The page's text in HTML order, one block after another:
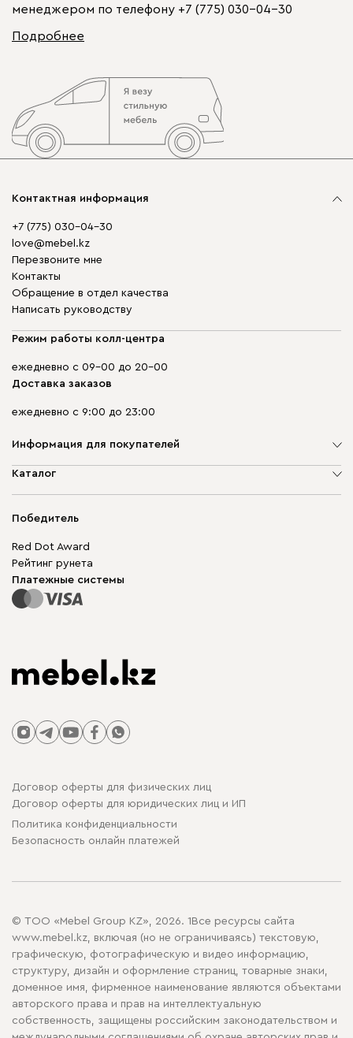
менеджером по телефону +7 (775) 030-04-30
Подробнее
Контактная информация
+7 (775) 030-04-30
love@mebel.kz
Перезвоните мне
Контакты
Обращение в отдел качества
Написать руководству
Режим работы колл-центра
ежедневно с 09-00 до 20-00
Доставка заказов
ежедневно с 9:00 до 23:00
Информация для покупателей
О компании
Гарантия
Для бизнеса
Карта сайта
Каталог
Корпусная мебель
Модульная мебель
Столы и стулья
Победитель
Red Dot Award
Рейтинг рунета
Платежные системы
Договор оферты для физических лиц
Договор оферты для юридических лиц и ИП
Политика конфиденциальности
Безопасность онлайн платежей
© ТОО «Mebel Group KZ», 2026. 1Все ресурсы сайта
www.mebel.kz, включая (но не ограничиваясь) текстовую,
графическую, фотографическую и видео информацию,
структуру, дизайн и оформление страниц, товарные знаки,
доменное имя, фирменное наименование являются объектами
авторского права и прав на интеллектуальную
собственность, защищены российским законодательством и